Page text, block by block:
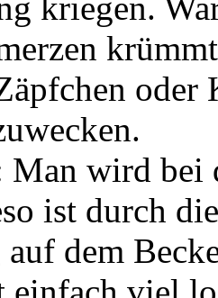
oder
Man wird bei
ist durch
auf dem